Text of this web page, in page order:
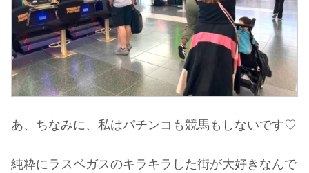
あ、ちなみに、私はパチンコも競馬もしないです♡
純粋にラスベガスのキラキラした街が大好きなんで